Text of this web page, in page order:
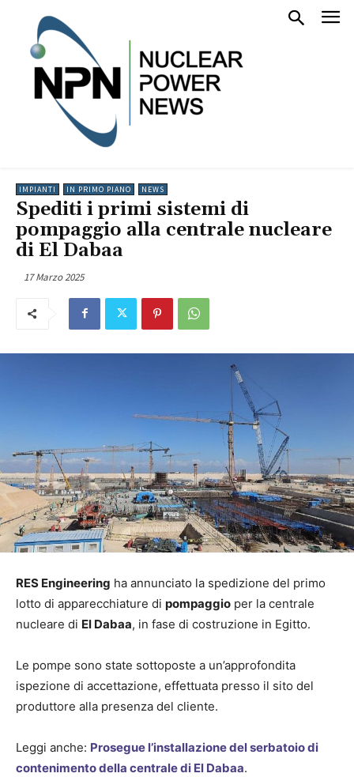
IMPIANTI IN PRIMO PIANO NEWS
Spediti i primi sistemi di
pompaggio alla centrale nucleare
di El Dabaa
17 Marzo 2025
RES Engineering ha annunciato la spedizione del primo
lotto di apparecchiature di pompaggio per la centrale
nucleare di El Dabaa, in fase di costruzione in Egitto.
Le pompe sono state sottoposte a un’approfondita
ispezione di accettazione, effettuata presso il sito del
produttore alla presenza del cliente.
Leggi anche: Prosegue l’installazione del serbatoio di
contenimento della centrale di El Dabaa.